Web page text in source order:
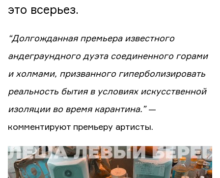
это всерьез.
“Долгожданная премьера известного
андеграундного дуэта соединенного горами
и холмами, призванного гиперболизировать
реальность бытия в условиях искусственной
изоляции во время карантина.”—
комментируют премьеру артисты.